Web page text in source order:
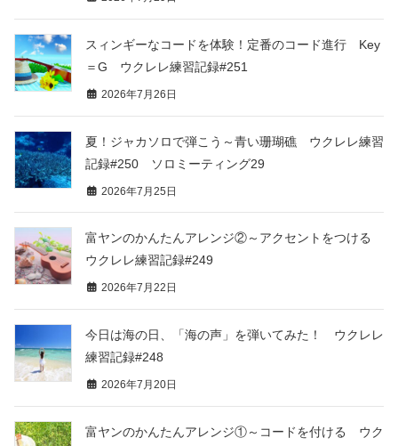
スィンギーなコードを体験！定番のコード進行 Key
＝G ウクレレ練習記録#251
2026年7月26日
夏！ジャカソロで弾こう～青い珊瑚礁 ウクレレ練習
記録#250 ソロミーティング29
2026年7月25日
富ヤンのかんたんアレンジ②～アクセントをつける
ウクレレ練習記録#249
2026年7月22日
今日は海の日、「海の声」を弾いてみた！ ウクレレ
練習記録#248
2026年7月20日
富ヤンのかんたんアレンジ①～コードを付ける ウク